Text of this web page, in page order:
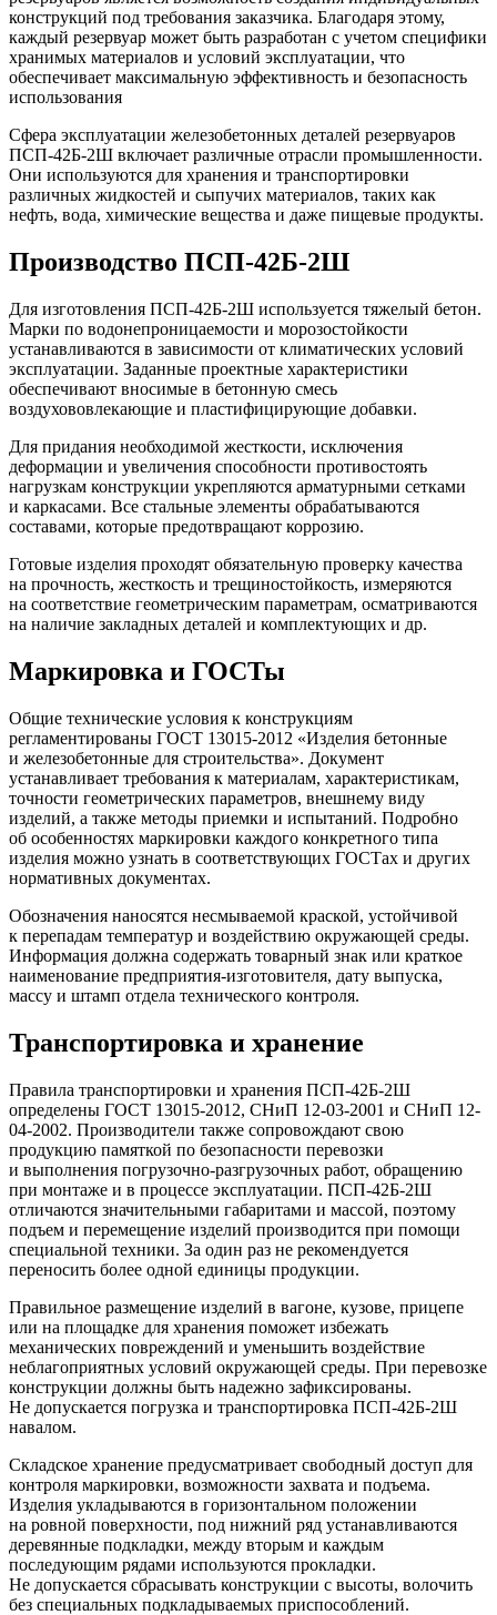
конструкций под требования заказчика. Благодаря этому,
каждый резервуар может быть разработан с учетом специфики
хранимых материалов и условий эксплуатации, что
обеспечивает максимальную эффективность и безопасность
использования
Сфера эксплуатации железобетонных деталей резервуаров
ПСП-42Б-2Ш включает различные отрасли промышленности.
Они используются для хранения и транспортировки
различных жидкостей и сыпучих материалов, таких как
нефть, вода, химические вещества и даже пищевые продукты.
Производство ПСП-42Б-2Ш
Для изготовления ПСП-42Б-2Ш используется тяжелый бетон.
Марки по водонепроницаемости и морозостойкости
устанавливаются в зависимости от климатических условий
эксплуатации. Заданные проектные характеристики
обеспечивают вносимые в бетонную смесь
воздухововлекающие и пластифицирующие добавки.
Для придания необходимой жесткости, исключения
деформации и увеличения способности противостоять
нагрузкам конструкции укрепляются арматурными сетками
и каркасами. Все стальные элементы обрабатываются
составами, которые предотвращают коррозию.
Готовые изделия проходят обязательную проверку качества
на прочность, жесткость и трещиностойкость, измеряются
на соответствие геометрическим параметрам, осматриваются
на наличие закладных деталей и комплектующих и др.
Маркировка и ГОСТы
Общие технические условия к конструкциям
регламентированы ГОСТ 13015-2012 «Изделия бетонные
и железобетонные для строительства». Документ
устанавливает требования к материалам, характеристикам,
точности геометрических параметров, внешнему виду
изделий, а также методы приемки и испытаний. Подробно
об особенностях маркировки каждого конкретного типа
изделия можно узнать в соответствующих ГОСТах и других
нормативных документах.
Обозначения наносятся несмываемой краской, устойчивой
к перепадам температур и воздействию окружающей среды.
Информация должна содержать товарный знак или краткое
наименование предприятия-изготовителя, дату выпуска,
массу и штамп отдела технического контроля.
Транспортировка и хранение
Правила транспортировки и хранения ПСП-42Б-2Ш
определены ГОСТ 13015-2012, СНиП 12-03-2001 и СНиП 12-
04-2002. Производители также сопровождают свою
продукцию памяткой по безопасности перевозки
и выполнения погрузочно-разгрузочных работ, обращению
при монтаже и в процессе эксплуатации. ПСП-42Б-2Ш
отличаются значительными габаритами и массой, поэтому
подъем и перемещение изделий производится при помощи
специальной техники. За один раз не рекомендуется
переносить более одной единицы продукции.
Правильное размещение изделий в вагоне, кузове, прицепе
или на площадке для хранения поможет избежать
механических повреждений и уменьшить воздействие
неблагоприятных условий окружающей среды. При перевозке
конструкции должны быть надежно зафиксированы.
Не допускается погрузка и транспортировка ПСП-42Б-2Ш
навалом.
Складское хранение предусматривает свободный доступ для
контроля маркировки, возможности захвата и подъема.
Изделия укладываются в горизонтальном положении
на ровной поверхности, под нижний ряд устанавливаются
деревянные подкладки, между вторым и каждым
последующим рядами используются прокладки.
Не допускается сбрасывать конструкции с высоты, волочить
без специальных подкладываемых приспособлений.